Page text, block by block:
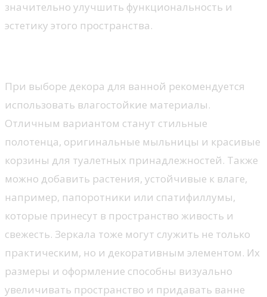
значительно улучшить функциональность и
эстетику этого пространства.
При выборе декора для ванной рекомендуется
использовать влагостойкие материалы.
Отличным вариантом станут стильные
полотенца, оригинальные мыльницы и красивые
корзины для туалетных принадлежностей. Также
можно добавить растения, устойчивые к влаге,
например, папоротники или спатифиллумы,
которые принесут в пространство живость и
свежесть. Зеркала тоже могут служить не только
практическим, но и декоративным элементом. Их
размеры и оформление способны визуально
увеличивать пространство и придавать ванне